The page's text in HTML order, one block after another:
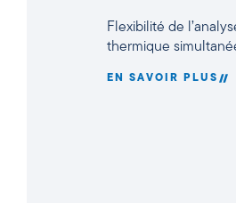
Flexibilité de l’analyse
thermique simultanée
EN SAVOIR PLUS